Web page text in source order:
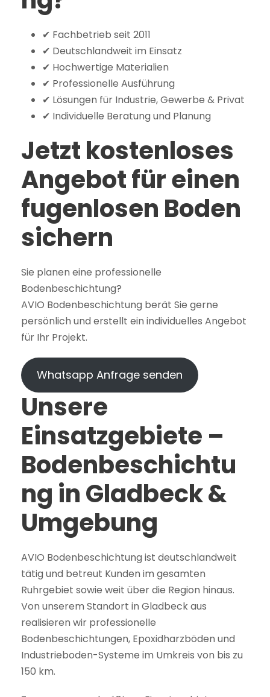
✔ Fachbetrieb seit 2011
✔ Deutschlandweit im Einsatz
✔ Hochwertige Materialien
✔ Professionelle Ausführung
✔ Lösungen für Industrie, Gewerbe & Privat
✔ Individuelle Beratung und Planung
Jetzt kostenloses
Angebot für einen
fugenlosen Boden
sichern
Sie planen eine professionelle
Bodenbeschichtung?
AVIO Bodenbeschichtung berät Sie gerne
persönlich und erstellt ein individuelles Angebot
für Ihr Projekt.
Whatsapp Anfrage senden
Unsere
Einsatzgebiete –
Bodenbeschichtu
ng in Gladbeck &
Umgebung
AVIO Bodenbeschichtung ist deutschlandweit
tätig und betreut Kunden im gesamten
Ruhrgebiet sowie weit über die Region hinaus.
Von unserem Standort in Gladbeck aus
realisieren wir professionelle
Bodenbeschichtungen, Epoxidharzböden und
Industrieboden-Systeme im Umkreis von bis zu
150 km.